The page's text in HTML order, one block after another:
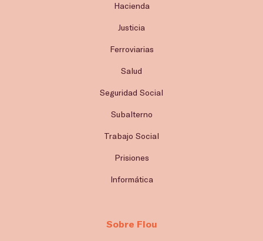
Hacienda
Justicia
Ferroviarias
Salud
Seguridad Social
Subalterno
Trabajo Social
Prisiones
Informática
Sobre Flou